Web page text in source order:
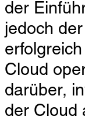
der
jedoch
Cloud
darüber,
der Cloud